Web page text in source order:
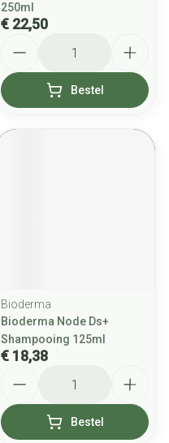
250ml
€ 22,50
Bestel
Bioderma
Bioderma Node Ds+
Shampooing 125ml
€ 18,38
Bestel